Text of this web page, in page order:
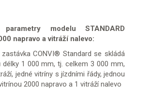
parametry modelu STANDARD
napravo a vitráží nalevo:
CONVI® Standard se skládá
délky 1 000 mm, tj. celkem 3 000 mm,
jedné vitríny s jízdními řády, jednou
2000 napravo a 1 vitráží nalevo